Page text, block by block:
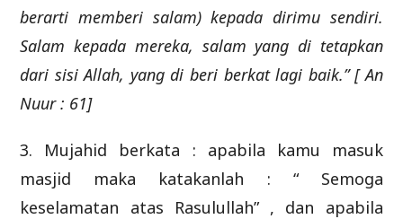
berarti memberi salam) kepada dirimu sendiri.
Salam kepada mereka, salam yang di tetapkan
dari sisi Allah, yang di beri berkat lagi baik.” [ An
Nuur : 61]
3. Mujahid berkata : apabila kamu masuk
masjid maka katakanlah : “ Semoga
keselamatan atas Rasulullah” , dan apabila